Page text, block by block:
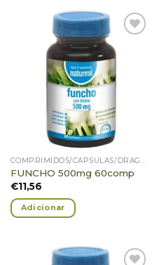
Adicionar
Favoritos
COMPRIMIDOS/CÁPSULAS/DRAGEIAS/PASTILHAS/GOMAS
FUNCHO 500mg 60comp
€11,56
Adicionar